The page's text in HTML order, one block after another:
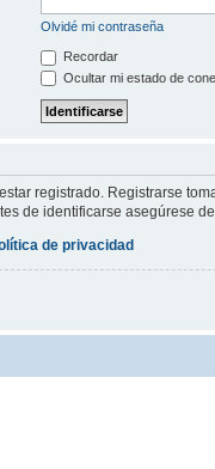
Olvidé mi contraseña
Recordar
Ocultar mi estado de
registrado. Registrarse
de identificarse asegúrese
de privacidad